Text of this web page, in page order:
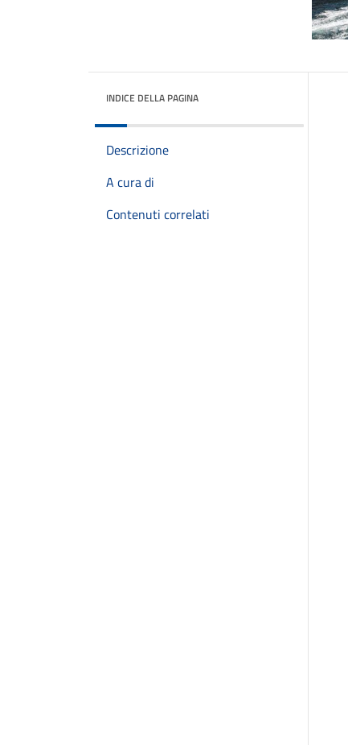
INDICE DELLA PAGINA
Descrizione
A cura di
Contenuti correlati